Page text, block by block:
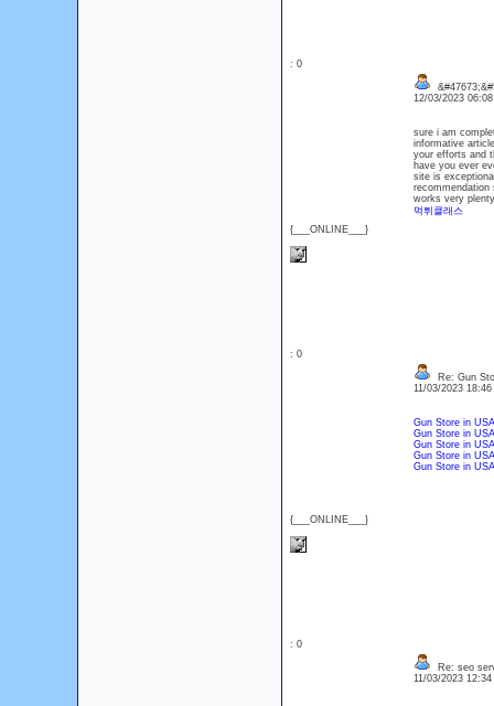
: 0
{___ONLINE___}
12/03/2023
sure i am
informative
your efforts and
have you ever
site is
recommendation
works very
먹튀클래스
: 0
{___ONLINE___}
Re: Gun
11/03/2023
Gun Store in USA
Gun Store in USA
Gun Store in USA
Gun Store in USA
Gun Store in USA
: 0
Re: seo
11/03/2023